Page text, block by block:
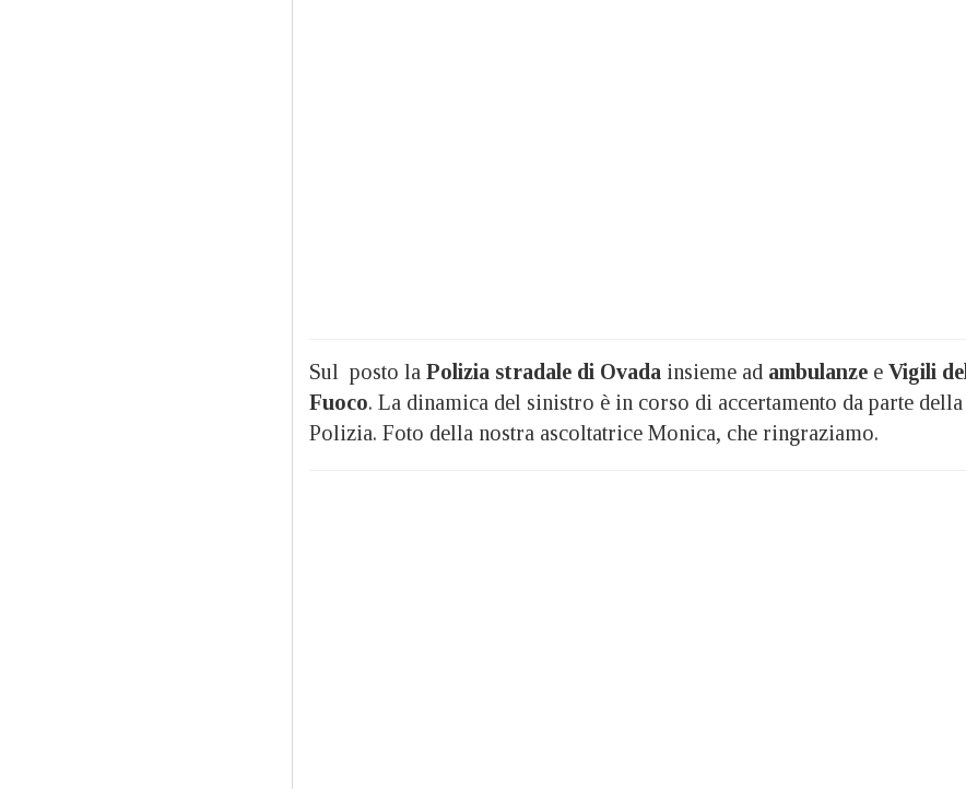
Sul posto la Polizia stradale di Ovada insieme ad ambulanze e Vigili del
Fuoco. La dinamica del sinistro è in corso di accertamento da parte della
Polizia. Foto della nostra ascoltatrice Monica, che ringraziamo.